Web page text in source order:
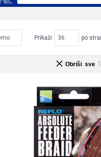
Prikaži po
Obriši sve